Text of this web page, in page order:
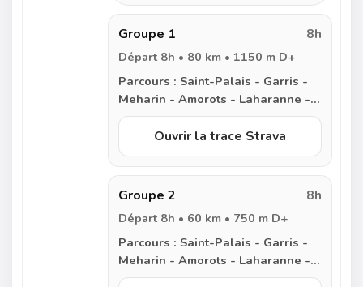
Groupe 1 8h
Départ 8h • 80 km • 1150 m D+
Parcours :
Meharin - Amorots - Laharanne -
Pessarrou - Bardos - Guiche -
Bidache - Bois de Mixe - Arraute
Charritte - Masparraute - Labets -
Palais
Ouvrir la trace Strava
Groupe 2 8h
Départ 8h • 60 km • 750 m D+
Parcours :
Meharin - Amorots - Laharanne -
Bardos - Bois de Mixe - Arraute